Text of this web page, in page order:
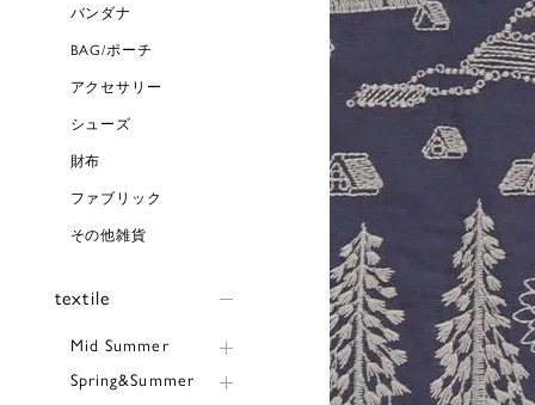
バンダナ
BAG/ポーチ
アクセサリー
シューズ
財布
ファブリック
その他雑貨
textile
Mid Summer
Spring&Summer